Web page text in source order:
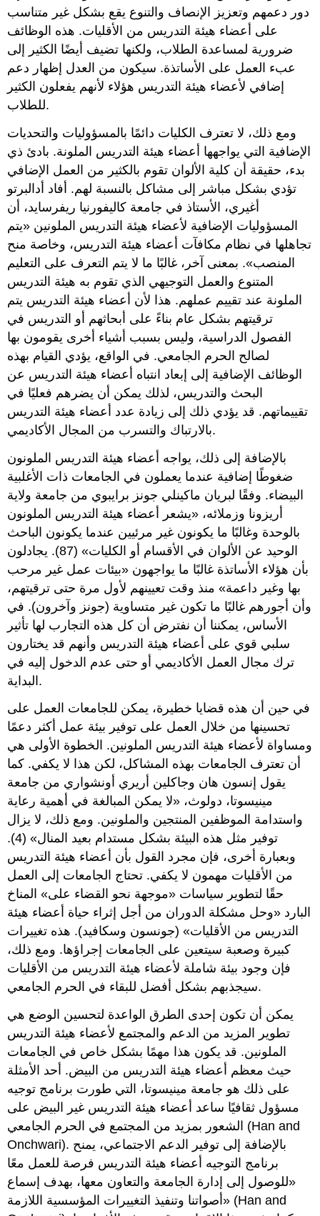
دور دعمهم وتعزيز الإنصاف والتنوع يقع بشكل غير متناسب
على أعضاء هيئة التدريس من الأقليات. هذه الوظائف
ضرورية لمساعدة الطلاب، ولكنها تضيف أيضًا الكثير إلى
عبء العمل على الأساتذة. سيكون من العدل إظهار دعم
إضافي لأعضاء هيئة التدريس هؤلاء لأنهم يفعلون الكثير
للطلاب.
ومع ذلك، لا تعترف الكليات دائمًا بالمسؤوليات والتحديات
الإضافية التي يواجهها أعضاء هيئة التدريس الملونة. بادئ ذي
بدء، حقيقة أن كلية الألوان تقوم بالكثير من العمل الإضافي
تؤدي بشكل مباشر إلى مشاكل بالنسبة لهم. أفاد أدالبرتو
أغيري، الأستاذ في جامعة كاليفورنيا ريفرسايد، أن
المسؤوليات الإضافية لأعضاء هيئة التدريس الملونين «يتم
تجاهلها في نظام مكافآت أعضاء هيئة التدريس، وخاصة منح
المنصب». بمعنى آخر، غالبًا ما لا يتم التعرف على التعليم
المتنوع والعمل التوجيهي الذي تقوم به هيئة التدريس
الملونة عند تقييم عملهم. هذا لأن أعضاء هيئة التدريس يتم
ترقيتهم بشكل عام بناءً على أبحاثهم أو التدريس في
الفصول الدراسية، وليس بسبب أشياء أخرى يقومون بها
لصالح الحرم الجامعي. في الواقع، يؤدي القيام بهذه
الوظائف الإضافية إلى إبعاد انتباه أعضاء هيئة التدريس عن
البحث والتدريس، لذلك يمكن أن يضرهم فعليًا في
تقييماتهم. قد يؤدي ذلك إلى زيادة عدد أعضاء هيئة التدريس
بالارتباك والتسرب من المجال الأكاديمي.
بالإضافة إلى ذلك، يواجه أعضاء هيئة التدريس الملونون
ضغوطًا إضافية عندما يعملون في الجامعات ذات الأغلبية
البيضاء. وفقًا لبريان ماكينلي جونز برايبوي من جامعة ولاية
أريزونا وزملائه، «يشعر أعضاء هيئة التدريس الملونون
بالوحدة وغالبًا ما يكونون غير مرئيين عندما يكونون الباحث
الوحيد عن الألوان في الأقسام أو الكليات» (87). يجادلون
بأن هؤلاء الأساتذة غالبًا ما يواجهون «بيئات عمل غير مرحب
بها وغير داعمة» منذ وقت تعيينهم لأول مرة حتى ترقيتهم،
وأن أجورهم غالبًا ما تكون غير متساوية (جونز وآخرون). في
الأساس، يمكننا أن نفترض أن كل هذه التجارب لها تأثير
سلبي قوي على أعضاء هيئة التدريس وأنهم قد يختارون
ترك مجال العمل الأكاديمي أو حتى عدم الدخول إليه في
البداية.
في حين أن هذه قضايا خطيرة، يمكن للجامعات العمل على
تحسينها من خلال العمل على توفير بيئة عمل أكثر دعمًا
ومساواة لأعضاء هيئة التدريس الملونين. الخطوة الأولى هي
أن تعترف الجامعات بهذه المشاكل، لكن هذا لا يكفي. كما
يقول إنسون هان وجاكلين أريري أونشواري من جامعة
مينيسوتا، دولوث، «لا يمكن المبالغة في أهمية رعاية
واستدامة الموظفين المنتجين والملونين. ومع ذلك، لا يزال
توفير مثل هذه البيئة بشكل مستدام بعيد المنال» (4).
وبعبارة أخرى، فإن مجرد القول بأن أعضاء هيئة التدريس
من الأقليات مهمون لا يكفي. تحتاج الجامعات إلى العمل
حقًا لتطوير سياسات «موجهة نحو القضاء على» المناخ
البارد «وحل مشكلة الدوران من أجل إثراء حياة أعضاء هيئة
التدريس من الأقليات» (جونسون وسكافيد). هذه تغييرات
كبيرة وصعبة سيتعين على الجامعات إجراؤها. ومع ذلك،
فإن وجود بيئة شاملة لأعضاء هيئة التدريس من الأقليات
سيجذبهم بشكل أفضل للبقاء في الحرم الجامعي.
يمكن أن تكون إحدى الطرق الواعدة لتحسين الوضع هي
تطوير المزيد من الدعم والمجتمع لأعضاء هيئة التدريس
الملونين. قد يكون هذا مهمًا بشكل خاص في الجامعات
حيث معظم أعضاء هيئة التدريس من البيض. أحد الأمثلة
على ذلك هو جامعة مينيسوتا، التي طورت برنامج توجيه
مسؤول ثقافيًا ساعد أعضاء هيئة التدريس غير البيض على
الشعور بمزيد من المجتمع في الحرم الجامعي (Han and
Onchwari). بالإضافة إلى توفير الدعم الاجتماعي، يمنح
برنامج التوجيه أعضاء هيئة التدريس فرصة للعمل معًا
«للوصول إلى إدارة الجامعة والتعاون معها، بهدف إسماع
أصواتنا وتنفيذ التغييرات المؤسسية اللازمة» (Han and